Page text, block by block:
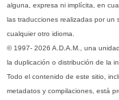
alguna, expresa ni implícita, en
las traducciones realizadas por un
cualquier otro idioma.
© 1997- 2026 A.D.A.M., una
la duplicación o distribución de la
Todo el contenido de este sitio,
metadatos y compilaciones, está